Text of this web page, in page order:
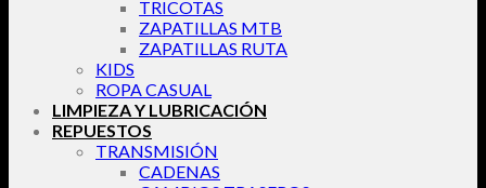
TRICOTAS
ZAPATILLAS MTB
ZAPATILLAS RUTA
KIDS
ROPA CASUAL
LIMPIEZA Y LUBRICACIÓN
REPUESTOS
TRANSMISIÓN
CADENAS